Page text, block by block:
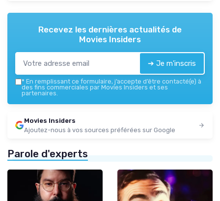
Recevez les dernières actualités de
Movies Insiders
➔ Je m'inscris
* En remplissant ce formulaire, j’accepte d’être contacté(e) à
des fins commerciales par Movies Insiders et ses
partenaires.
Movies Insiders
Ajoutez-nous à vos sources préférées sur Google
Parole d'experts